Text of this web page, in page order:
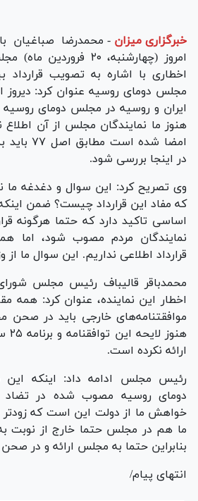
خبرگزاری میزان - محمدرضا صباغیان
امروز (چهارشنبه، ۲۰
اخطاری با اشاره به تصویب قرارداد
مجلس دومای روسیه عنوان کرد: دیروز
ایران و روسیه در مجلس دومای
هنوز ما نمایندگان مجلس از آن اطلاع
امضا شده
در اینجا بررسی شود.
وی تصریح کرد: این سوال و دغدغه
اساسی تاکید دارد که حتما هرگونه
نمایندگان مردم مصوب شود، اما
قرارداد اطلاعی نداریم. این سوال ما
محمدباقر قالیباف رئیس مجلس
اخطار این نماینده، عنوان کرد: همه
موافقتنامه‌های خارجی باید در صحن
ارائه نکرده است.
رئیس مجلس ادامه داد: اینکه این
دومای روسیه مصوب شده در تضاد
خواهش ما از دولت این است که زودتر
ما هم در مجلس حتما خارج از نوبت
بنابراین حتما به مجلس ارائه و در
انتهای پیام/